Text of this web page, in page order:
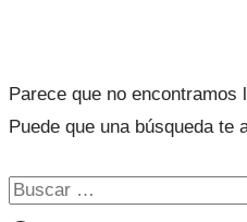
Parece que no encontramos
Puede que una búsqueda te
Buscar: